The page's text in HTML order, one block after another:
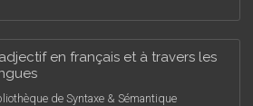
en français et à travers les
de Syntaxe & Sémantique